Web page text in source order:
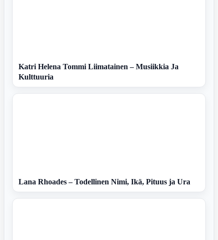
Katri Helena Tommi Liimatainen – Musiikkia Ja
Kulttuuria
Lana Rhoades – Todellinen Nimi, Ikä, Pituus ja Ura